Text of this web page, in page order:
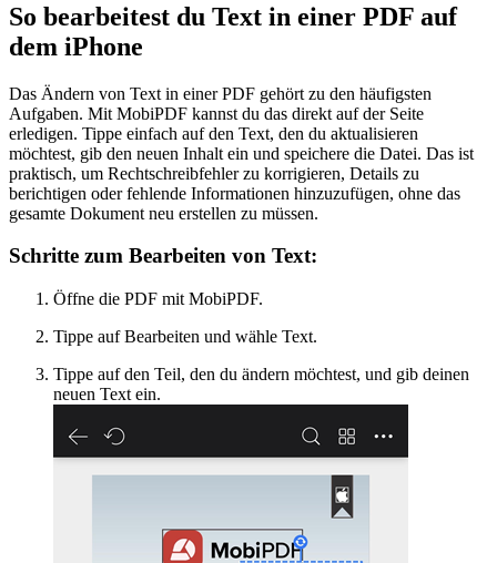
So bearbeitest du Text in einer PDF auf
dem iPhone
Das Ändern von Text in einer PDF gehört zu den häufigsten
Aufgaben. Mit MobiPDF kannst du das direkt auf der Seite
erledigen. Tippe einfach auf den Text, den du aktualisieren
möchtest, gib den neuen Inhalt ein und speichere die Datei. Das ist
praktisch, um Rechtschreibfehler zu korrigieren, Details zu
berichtigen oder fehlende Informationen hinzuzufügen, ohne das
gesamte Dokument neu erstellen zu müssen.
Schritte zum Bearbeiten von Text:
Öffne die PDF mit MobiPDF.
Tippe auf Bearbeiten und wähle Text.
Tippe auf den Teil, den du ändern möchtest, und gib deinen
neuen Text ein.